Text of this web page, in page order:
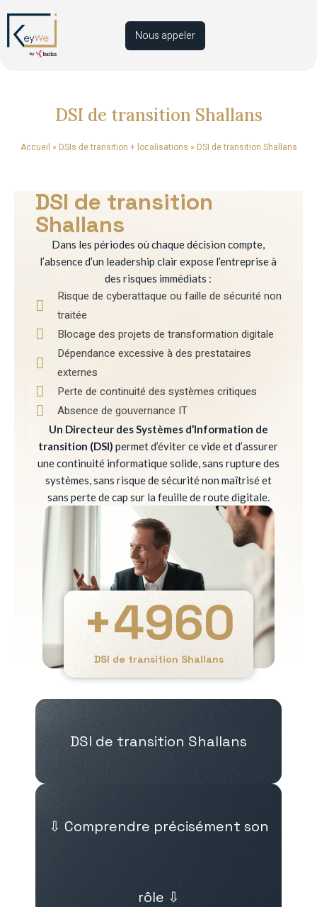
Nous appeler
DSI de transition Shallans
Accueil » DSIs de transition + localisations » DSI de transition Shallans
DSI de transition
Shallans
Dans les périodes où chaque décision compte,
l’absence d’un leadership clair expose l’entreprise à
des risques immédiats :
Risque de cyberattaque ou faille de sécurité non
traitée
Blocage des projets de transformation digitale
Dépendance excessive à des prestataires
externes
Perte de continuité des systèmes critiques
Absence de gouvernance IT
Un Directeur des Systèmes d’Information de
transition (DSI) permet d’éviter ce vide et d’assurer
une continuité informatique solide, sans rupture des
systèmes, sans risque de sécurité non maîtrisé et
sans perte de cap sur la feuille de route digitale.
DSI de transition Shallans
+4960
DSI de transition Shallans
⇩ Comprendre précisément son
rôle ⇩